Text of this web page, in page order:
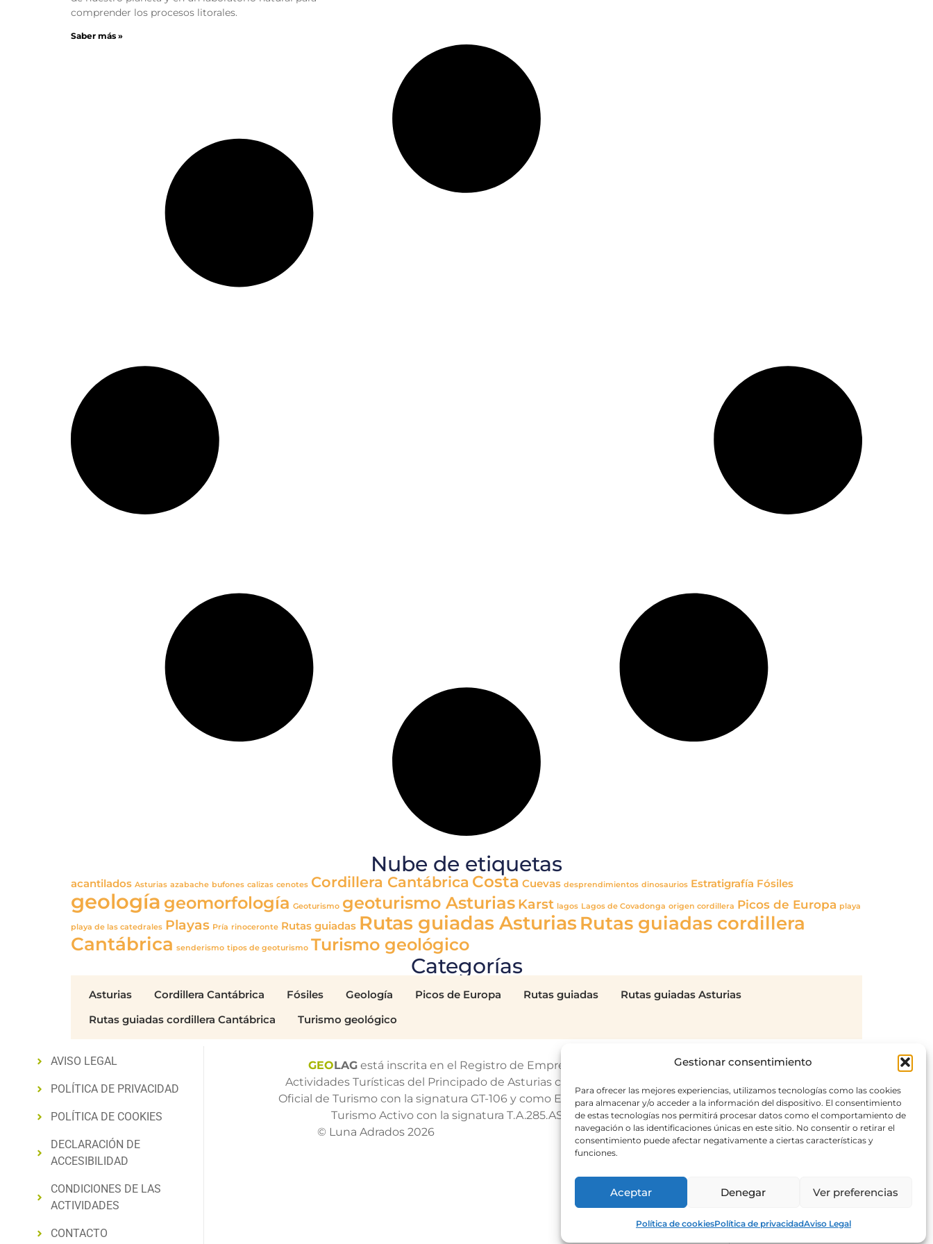
Gestionar consentimiento
Para ofrecer las mejores experiencias, utilizamos tecnologías como las cookies
para almacenar y/o acceder a la información del dispositivo. El consentimiento
de estas tecnologías nos permitirá procesar datos como el comportamiento de
navegación o las identificaciones únicas en este sitio. No consentir o retirar el
consentimiento puede afectar negativamente a ciertas características y
funciones.
Aceptar Denegar Ver preferencias
Política de cookiesPolítica de privacidadAviso Legal
comprender los procesos litorales.
Saber más »
Nube de etiquetas
acantilados Asturias azabache bufones calizas cenotes Cordillera Cantábrica Costa Cuevas desprendimientos dinosaurios Estratigrafía Fósiles
geología geomorfología Geoturismo geoturismo Asturias Karst lagos Lagos de Covadonga origen cordillera Picos de Europa playa
playa de las catedrales Playas Pría rinoceronte Rutas guiadas Rutas guiadas AsturiasRutas guiadas cordillera
Cantábrica senderismo tipos de geoturismo Turismo geológico
Categorías
Asturias Cordillera Cantábrica Fósiles Geología Picos de Europa Rutas guiadas
Rutas guiadas Asturias
Rutas guiadas cordillera Cantábrica
Turismo geológico
AVISO LEGAL
POLÍTICA DE PRIVA­CIDAD
POLÍTICA DE COOKIES
DECLARACIÓN DE
ACCESIBILIDAD
CONDICIONES DE LAS
ACTIVIDADES
CONTACTO
GEOLAGestá inscrita en el Registro de Empresas y
Actividades Turísticas del Principado de Asturias como Guía
Oficial de Turismo con la signatura GT-106 y como Empresa de
Turismo Activo con la signatura T.A.285.AS.
© Luna Adrados 2026